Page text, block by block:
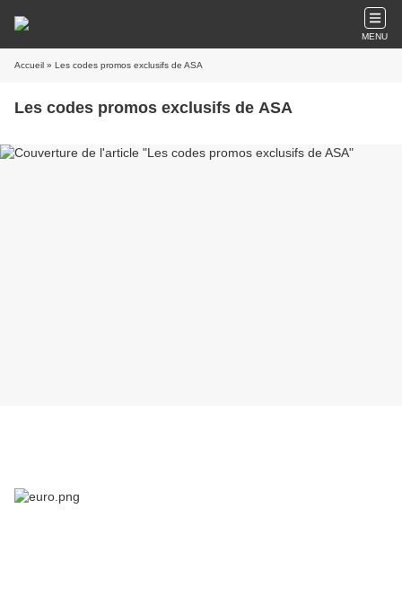
MENU
Accueil » Les codes promos exclusifs de ASA
Les codes promos exclusifs de ASA